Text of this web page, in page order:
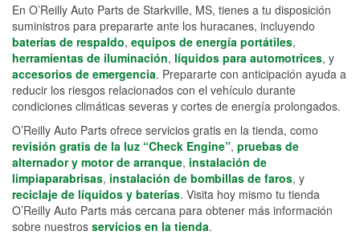
En O’Reilly Auto Parts de Starkville, MS, tienes a tu disposición
suministros para prepararte ante los huracanes, incluyendo
baterías de respaldo, equipos de energía portátiles,
herramientas de iluminación, líquidos para automotrices, y
accesorios de emergencia. Prepararte con anticipación ayuda a
reducir los riesgos relacionados con el vehículo durante
condiciones climáticas severas y cortes de energía prolongados.
O’Reilly Auto Parts ofrece servicios gratis en la tienda, como
revisión gratis de la luz “Check Engine”, pruebas de
alternador y motor de arranque, instalación de
limpiaparabrisas, instalación de bombillas de faros, y
reciclaje de líquidos y baterías. Visita hoy mismo tu tienda
O’Reilly Auto Parts más cercana para obtener más información
sobre nuestros servicios en la tienda.